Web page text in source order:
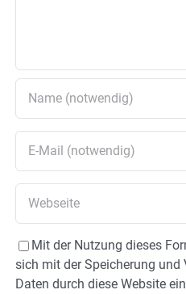
Mit der Nutzung dieses
sich mit der Speicherung und
Daten durch diese Website